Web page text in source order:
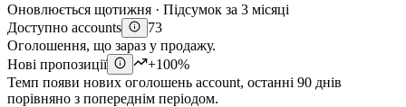
Оновлюється щотижня · Підсумок за 3 місяці
Доступно accounts
73
Оголошення, що зараз у продажу.
Нові пропозиції
+100%
Темп появи нових оголошень account, останні 90 днів
порівняно з попереднім періодом.